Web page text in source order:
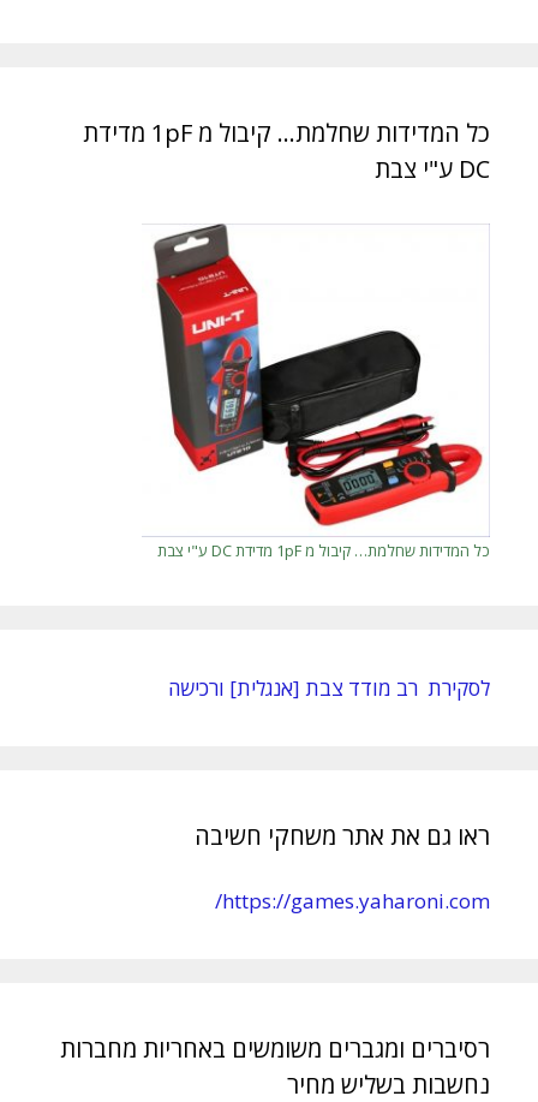
כל המדידות שחלמת… קיבול מ 1pF מדידת
DC ע"י צבת
כל המדידות שחלמת… קיבול מ 1pF מדידת DC ע"י צבת
לסקירת רב מודד צבת [אנגלית] ורכישה
ראו גם את אתר משחקי חשיבה
https://games.yaharoni.com/
רסיברים ומגברים משומשים באחריות מחברות
נחשבות בשליש מחיר